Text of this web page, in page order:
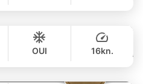
JOURNÉE
฿ 604,600
JOURNÉE
OUI 16kn.